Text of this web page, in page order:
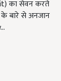
का सेवन करते
बारे से अनजान